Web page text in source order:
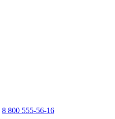
8 800 555-56-16